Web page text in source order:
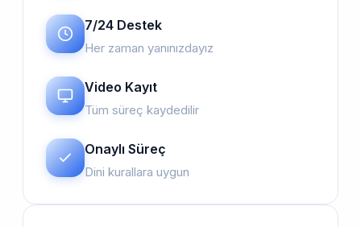
7/24 Destek
Her zaman yanınızdayız
Video Kayıt
Tüm süreç kaydedilir
Onaylı Süreç
Dini kurallara uygun